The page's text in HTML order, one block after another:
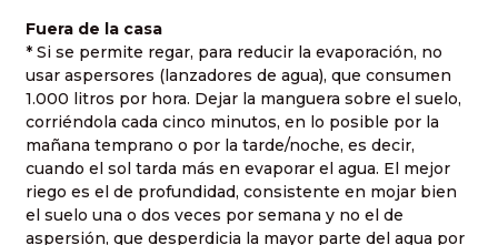
Fuera de la casa
* Si se permite regar, para reducir la evaporación, no
usar aspersores (lanzadores de agua), que consumen
1.000 litros por hora. Dejar la manguera sobre el suelo,
corriéndola cada cinco minutos, en lo posible por la
mañana temprano o por la tarde/noche, es decir,
cuando el sol tarda más en evaporar el agua. El mejor
riego es el de profundidad, consistente en mojar bien
el suelo una o dos veces por semana y no el de
aspersión, que desperdicia la mayor parte del agua por